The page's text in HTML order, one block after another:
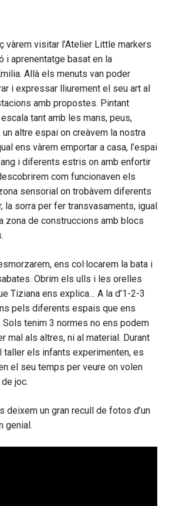
vàrem visitar l’Atelier Little markers
i aprenentatge basat en la
Allà els menuts van poder
i expressar lliurement el seu art al
amb propostes. Pintant
tant amb les mans, peus,
altre espai on creàvem la nostra
ens vàrem emportar a casa, l’espai
i diferents estris on amb enfortir
com funcionaven els
sensorial on trobàvem diferents
la sorra per fer transvasaments, igual
zona de construccions amb blocs
ens col·locarem la bata i
Obrim els ulls i les orelles
Tiziana ens explica… A la d’1-2-3
pels diferents espais que ens
Sols tenim 3 normes no ens podem
mal als altres, ni al material. Durant
taller els infants experimenten, es
el seu temps per veure on volen
joc.
deixem un gran recull de fotos d’un
genial.